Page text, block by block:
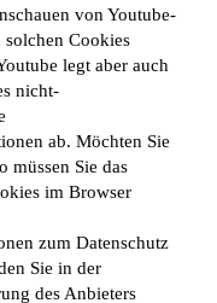
von Youtube-
Cookies
legt aber auch
nicht-
ab. Möchten Sie
müssen Sie das
im Browser
zum Datenschutz
Sie in der
des Anbieters